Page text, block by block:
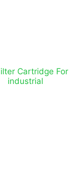
Cartridge For
industrial